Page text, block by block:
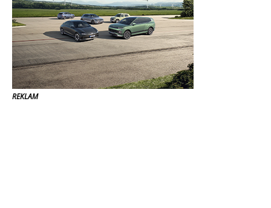
REKLAM